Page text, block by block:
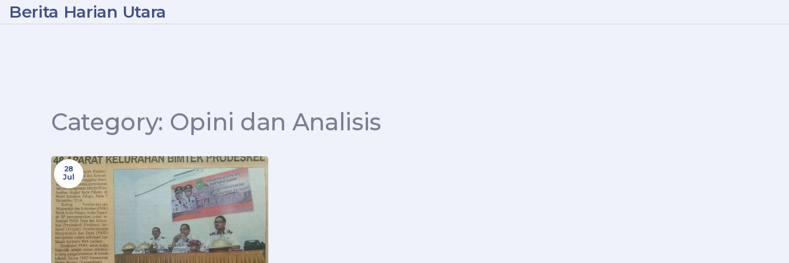
Berita Harian Utara
Category: Opini dan Analisis
28
Jul